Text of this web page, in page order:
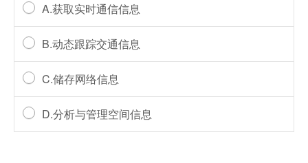
A.获取实时通信信息
B.动态跟踪交通信息
C.储存网络信息
D.分析与管理空间信息